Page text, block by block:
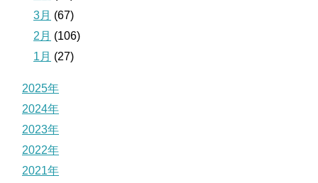
3月 (67)
2月 (106)
1月 (27)
2025年
2024年
2023年
2022年
2021年